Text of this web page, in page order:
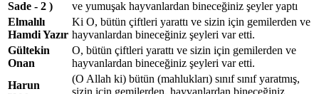
Sade - 2 )
ve yumuşak hayvanlardan bineceğiniz şeyler yaptı
Elmalılı
Hamdi Yazır
Ki O, bütün çiftleri yarattı ve sizin için gemilerden ve
hayvanlardan bineceğiniz şeyleri var etti.
Gültekin
Onan
O, bütün çiftleri yarattı ve sizin için gemilerden ve
hayvanlardan bineceğiniz şeyleri var etti.
Harun
(O Allah ki) bütün (mahlukları) sınıf sınıf yaratmış,
sizin için gemilerden, hayvanlardan bineceğiniz